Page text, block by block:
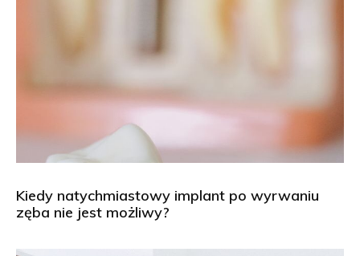
Kiedy natychmiastowy implant po wyrwaniu
zęba nie jest możliwy?